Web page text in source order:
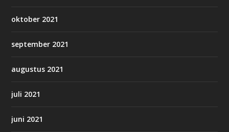
oktober 2021
september 2021
augustus 2021
juli 2021
juni 2021